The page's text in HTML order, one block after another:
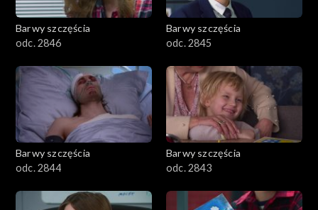
Barwy szczęścia
odc. 2846
Barwy szczęścia
odc. 2845
Barwy szczęścia
odc. 2844
Barwy szczęścia
odc. 2843